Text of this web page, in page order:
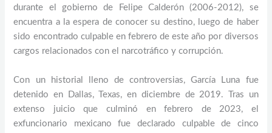
durante el gobierno de Felipe Calderón (2006-2012), se
encuentra a la espera de conocer su destino, luego de haber
sido encontrado culpable en febrero de este año por diversos
cargos relacionados con el narcotráfico y corrupción.
Con un historial lleno de controversias, García Luna fue
detenido en Dallas, Texas, en diciembre de 2019. Tras un
extenso juicio que culminó en febrero de 2023, el
exfuncionario mexicano fue declarado culpable de cinco